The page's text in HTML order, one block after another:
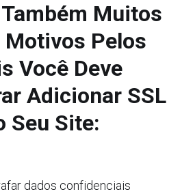
Muitos
Motivos Pelos
Você Deve
Adicionar SSL
Seu Site:
dados confidenciais